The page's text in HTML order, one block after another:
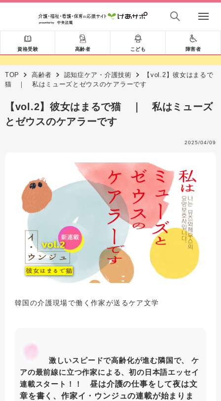
資格受験 高齢者 こども 障害者
TOP 高齢者 認知症ケア・介護技術
【vol.2】彼女はまるで
猫 ｜ 私はミューズとゼウスのケアラーです
【vol.2】彼女はまるで猫 ｜ 私はミューズ
とゼウスのケアラーです
2025/04/09
韓国の介護現場で働く作家が送るケア文学
激しいスピードで高齢化が進む隣国で、 ケ
アの最前線に立つ作家による、初の日本語エッセイ
連載スタート！！昼は介護の仕事をして夜は文
章を書く、作家イ・ウンジュの連載が始まりま